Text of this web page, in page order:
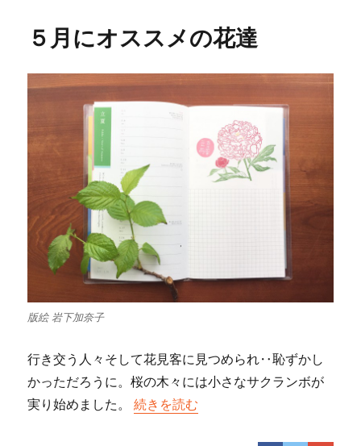
ー
５月にオススメの花達
版絵 岩下加奈子
行き交う人々そして花見客に見つめられ‥恥ずかし
かっただろうに。桜の木々には小さなサクランボが
実り始めました。“５月にオススメの花達”の
続きを読む